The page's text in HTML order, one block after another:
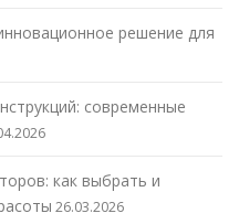
решение для
современные
как выбрать и
26.03.2026